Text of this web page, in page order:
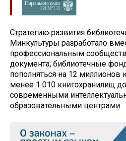
Стратегию развития
Минкультуры разработало
профессиональным
документа, библиотечные
пополняться на 12 миллионов
менее 1 010 книгохранилищ
современными
образовательными центрами.